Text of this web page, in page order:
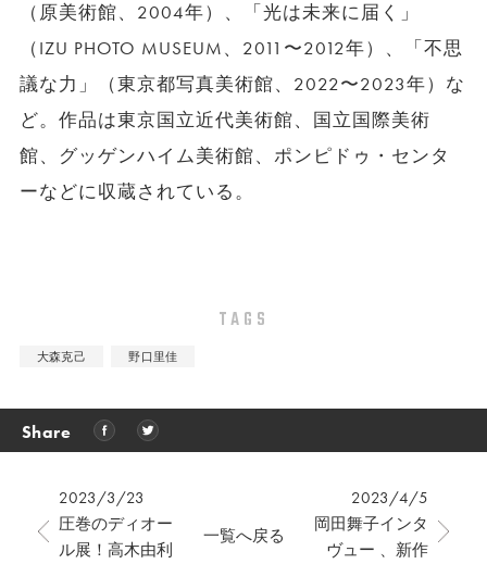
（原美術館、2004年）、「光は未来に届く」
（IZU PHOTO MUSEUM、2011〜2012年）、「不思
議な力」（東京都写真美術館、2022〜2023年）な
ど。作品は東京国立近代美術館、国立国際美術
館、グッゲンハイム美術館、ポンピドゥ・センタ
ーなどに収蔵されている。
TAGS
大森克己 野口里佳
Share
2023/3/23
圧巻のディオー
ル展！高木由利
2023/4/5
岡田舞子インタ
ヴュー 、新作
一覧へ戻る